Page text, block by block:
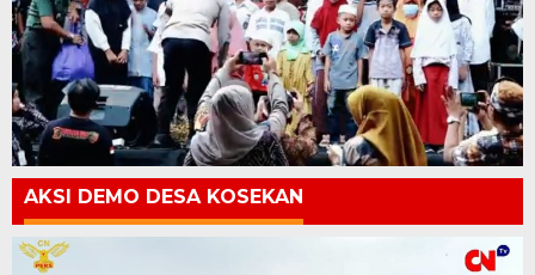
AKSI DEMO DESA KOSEKAN